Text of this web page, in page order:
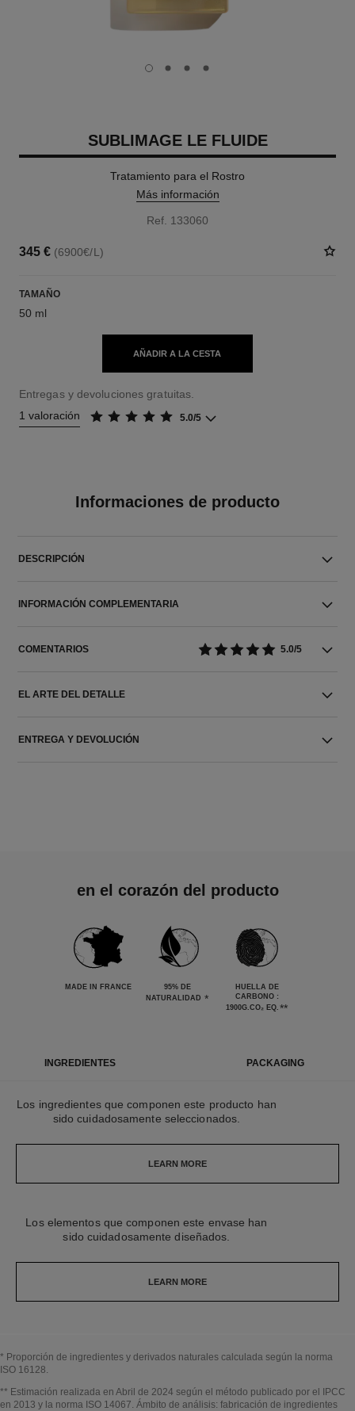
carousel dot
carousel dot
carousel dot
carousel dot
SUBLIMAGE LE FLUIDE
Tratamiento para el Rostro
Más información
Ref. 133060
345 € (6900€/L)
TAMAÑO
50 ml
AÑADIR A LA CESTA
Entregas y devoluciones gratuitas.
1 valoración
5.0/5
Informaciones de producto
DESCRIPCIÓN
INFORMACIÓN COMPLEMENTARIA
COMENTARIOS 5.0/5
EL ARTE DEL DETALLE
ENTREGA Y DEVOLUCIÓN
en el corazón del producto
MADE IN FRANCE
95% DE
NATURALIDAD *
HUELLA DE
CARBONO :
1900G.CO₂ EQ. **
INGREDIENTES PACKAGING
Los ingredientes que componen este producto han
sido cuidadosamente seleccionados.
LEARN MORE
Los elementos que componen este envase han
sido cuidadosamente diseñados.
LEARN MORE
* Proporción de ingredientes y derivados naturales calculada según la norma
ISO 16128.
Volver al título↩
** Estimación realizada en Abril de 2024 según el método publicado por el IPCC
en 2013 y la norma ISO 14067. Ámbito de análisis: fabricación de ingredientes